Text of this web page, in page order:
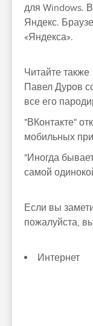
для Windows.
Яндекс.
«Яндекса».
Читайте также
Павел Дуров
все его
"ВКонтакте"
мобильных
"Иногда
самой
Если вы
пожалуйста,
Интернет